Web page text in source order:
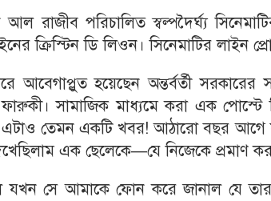
রাজীব পরিচালিত স্বল্পদৈর্ঘ্য
ক্রিস্টিন ডি লিওন। সিনেমাটির লাইন
আবেগাপ্লুত হয়েছেন অন্তর্বর্তী সরকারের
সামাজিক মাধ্যমে করা এক
তেমন একটি খবর! আঠারো বছর আগে
এক ছেলেকে—যে নিজেকে প্রমাণ
যখন সে আমাকে ফোন করে জানাল যে তার